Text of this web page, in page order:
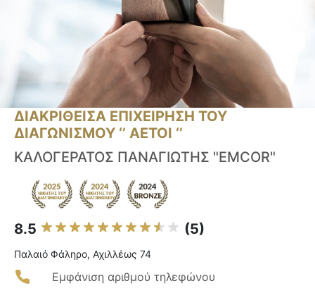
ΔΙΑΚΡΙΘΕΙΣΑ ΕΠΙΧΕΙΡΗΣΗ ΤΟΥ
ΔΙΑΓΩΝΙΣΜΟΥ ‘’ ΑΕΤΟΙ ‘’
ΚΑΛΟΓΕΡΑΤΟΣ ΠΑΝΑΓΙΩΤΗΣ "EMCOR"
8.5 (5)
Παλαιό Φάληρο, Αχιλλέως 74
Εμφάνιση αριθμού τηλεφώνου